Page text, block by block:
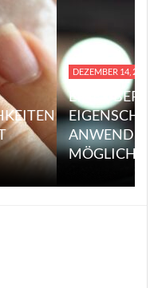
DEZEMBER 14, 2023
EINE
MÖGLICHE